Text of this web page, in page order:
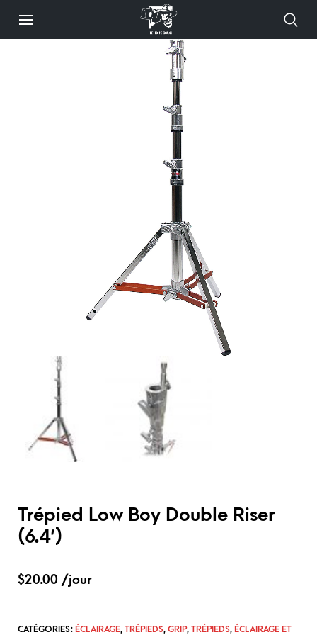
Trépied Low Boy Double Riser
(6.4′)
$20.00 /jour
CATÉGORIES: ÉCLAIRAGE, TRÉPIEDS, GRIP, TRÉPIEDS, ÉCLAIRAGE ET